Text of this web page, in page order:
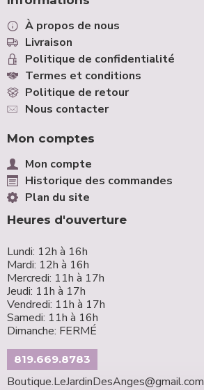
À propos de nous
Livraison
Politique de confidentialité
Termes et conditions
Politique de retour
Nous contacter
Mon comptes
Mon compte
Historique des commandes
Plan du site
Heures d'ouverture
Lundi: 12h à 16h
Mardi: 12h à 16h
Mercredi: 11h à 17h
Jeudi: 11h à 17h
Vendredi: 11h à 17h
Samedi: 11h à 16h
Dimanche: FERMÉ
819.669.8783
Boutique.LeJardinDesAnges@gmail.com